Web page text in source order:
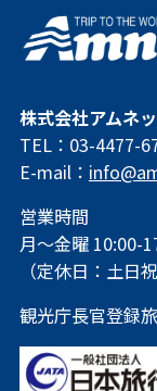
株式会社アムネ
TEL：03-4477-
E-mail：
営業時間
月～金曜 10:00-
（定休日：土日
観光庁長官登録